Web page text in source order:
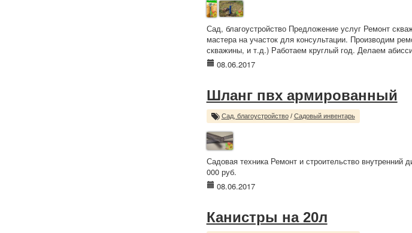
Сад, благоустройство Предложение услуг Ремонт
мастера на участок для консультации. Производим
скважины, и т.д.) Работаем круглый год. Делаем
08.06.2017
Шланг пвх армированный
Сад, благоустройство/ Садовый инвентарь
Садовая техника Ремонт и строительство
000 руб.
08.06.2017
Канистры на 20л